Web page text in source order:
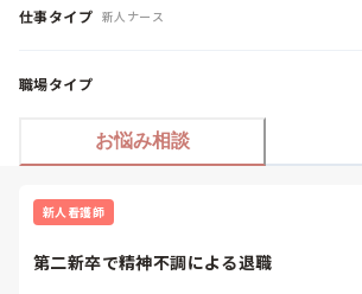
仕事タイプ 新人ナース
職場タイプ
お悩み相談
新人看護師
第二新卒で精神不調による退職